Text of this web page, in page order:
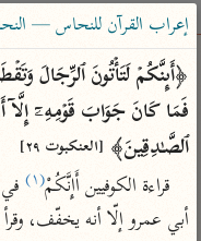
ساهم معنا
بحث تفسير
for results.
إعراب القرآن للنحاس — النحاس
ٱلصَّـٰدِقِینَ﴾ [العنكبوت ٢٩]
قراءة الكوفيين أَإِنَّكُمْ(١)
أبي عمرو إلّا أنه يخفّف،